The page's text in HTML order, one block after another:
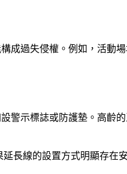
成過失侵權。例如，活動
警示標誌或防護墊。高齡
長線的設置方式明顯存在